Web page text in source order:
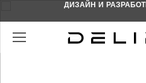
ДИЗАЙН И